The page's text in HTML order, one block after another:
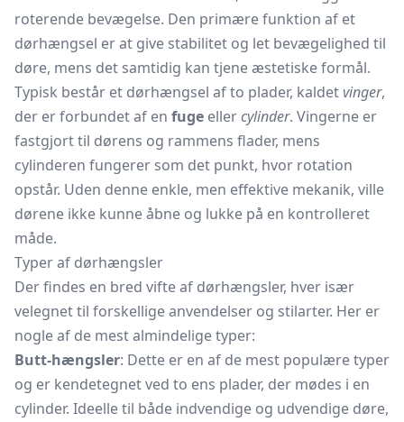
roterende bevægelse. Den primære funktion af et
dørhængsel er at give stabilitet og let bevægelighed til
døre, mens det samtidig kan tjene æstetiske formål.
Typisk består et dørhængsel af to plader, kaldetvinger,
der er forbundet af en fuge ellercylinder. Vingerne er
fastgjort til dørens og rammens flader, mens
cylinderen fungerer som det punkt, hvor rotation
opstår. Uden denne enkle, men effektive mekanik, ville
dørene ikke kunne åbne og lukke på en kontrolleret
måde.
Typer af dørhængsler
Der findes en bred vifte af dørhængsler, hver især
velegnet til forskellige anvendelser og stilarter. Her er
nogle af de mest almindelige typer:
Butt-hængsler: Dette er en af de mest populære typer
og er kendetegnet ved to ens plader, der mødes i en
cylinder. Ideelle til både indvendige og udvendige døre,